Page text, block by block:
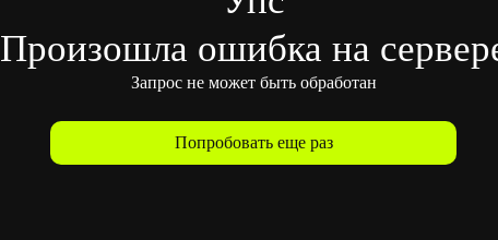
Произошла ошибка на
Запрос не может быть обработан
Попробовать еще раз